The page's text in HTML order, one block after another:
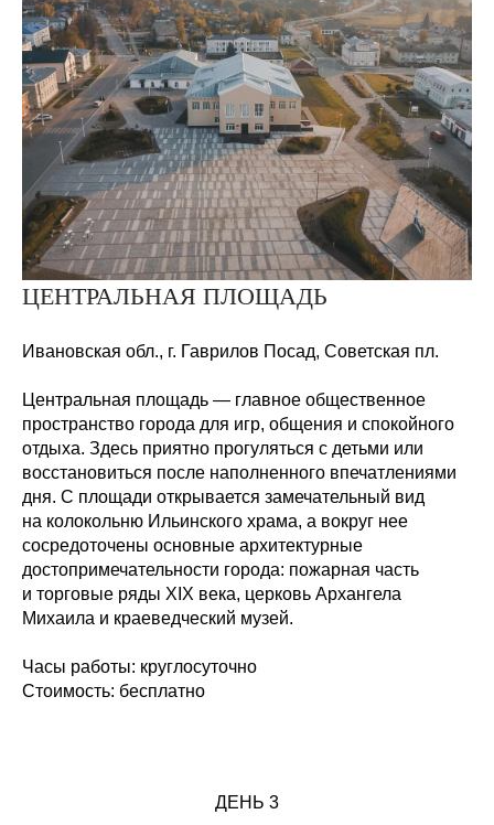
ЦЕНТРАЛЬНАЯ ПЛОЩАДЬ
Ивановская обл., г. Гаврилов Посад, Советская пл.
Центральная площадь — главное общественное
пространство города для игр, общения и спокойного
отдыха. Здесь приятно прогуляться с детьми или
восстановиться после наполненного впечатлениями
дня. С площади открывается замечательный вид
на колокольню Ильинского храма, а вокруг нее
сосредоточены основные архитектурные
достопримечательности города: пожарная часть
и торговые ряды XIX века, церковь Архангела
Михаила и краеведческий музей.
Часы работы: круглосуточно
Стоимость: бесплатно
ДЕНЬ 3